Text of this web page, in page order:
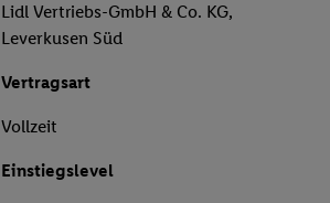
Lidl Vertriebs-GmbH & Co. KG,
Leverkusen Süd
Vertragsart
Vollzeit
Einstiegslevel